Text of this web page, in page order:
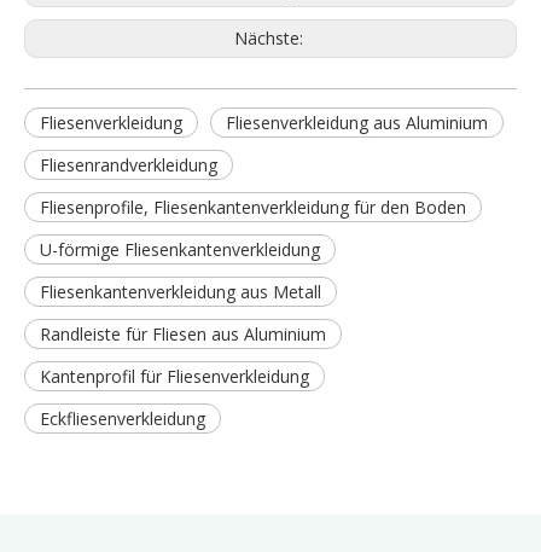
Nächste:
Fliesenverkleidung
Fliesenverkleidung aus Aluminium
Fliesenrandverkleidung
Fliesenprofile, Fliesenkantenverkleidung für den Boden
U-förmige Fliesenkantenverkleidung
Fliesenkantenverkleidung aus Metall
Randleiste für Fliesen aus Aluminium
Kantenprofil für Fliesenverkleidung
Eckfliesenverkleidung